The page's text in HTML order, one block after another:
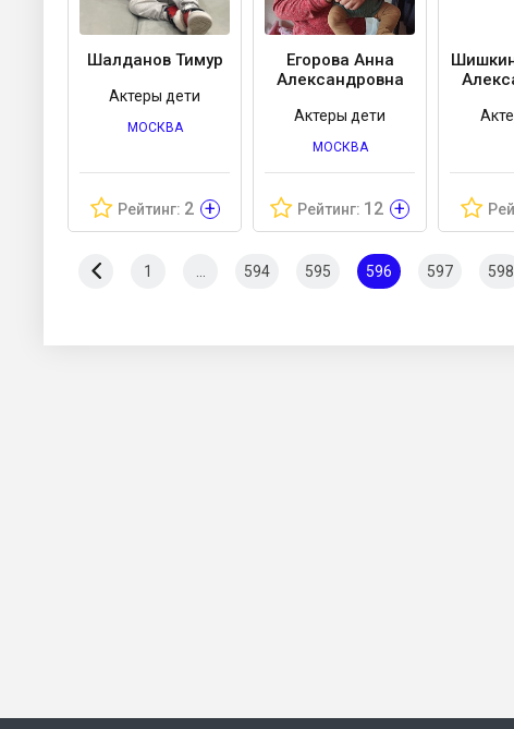
Шалданов Тимур
Актеры дети
МОСКВА
Рейтинг: 2 +
Егорова Анна
Александровна
Актеры дети
МОСКВА
Рейтинг: 12 +
1 594 595 596 597 598